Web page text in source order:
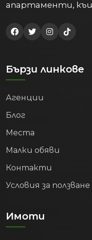
апартаменти,
Бързи линкове
Агенции
Блог
Места
Малки обяви
Контакти
Условия за ползване
Имоти